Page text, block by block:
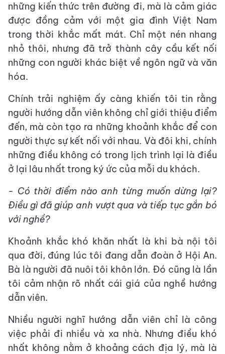
những kiến thức trên đường đi, mà là cảm giác
được đồng cảm với một gia đình Việt Nam
trong thời khắc mất mát. Chỉ một nén nhang
nhỏ thôi, nhưng đã trở thành cây cầu kết nối
những con người khác biệt về ngôn ngữ và văn
hóa.
Chính trải nghiệm ấy càng khiến tôi tin rằng
người hướng dẫn viên không chỉ giới thiệu điểm
đến, mà còn tạo ra những khoảnh khắc để con
người thực sự kết nối với nhau. Và đôi khi, chính
những điều không có trong lịch trình lại là điều
ở lại lâu nhất trong ký ức của mỗi du khách.
- Có thời điểm nào anh từng muốn dừng lại?
Điều gì đã giúp anh vượt qua và tiếp tục gắn bó
với nghề?
Khoảnh khắc khó khăn nhất là khi bà nội tôi
qua đời, đúng lúc tôi đang dẫn đoàn ở Hội An.
Bà là người đã nuôi tôi khôn lớn. Đó cũng là lần
tôi cảm nhận rõ nhất cái giá của nghề hướng
dẫn viên.
Nhiều người nghĩ hướng dẫn viên chỉ là công
việc phải đi nhiều và xa nhà. Nhưng điều khó
nhất không nằm ở khoảng cách địa lý, mà là